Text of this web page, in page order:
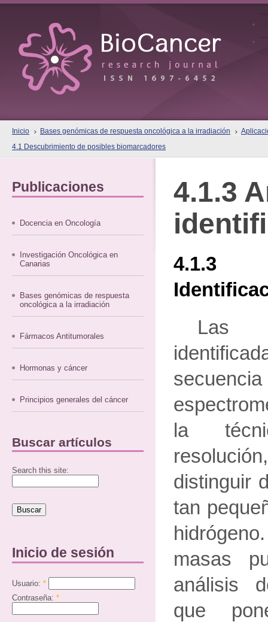
Inicio Bases genómicas de respuesta oncológica a la irradiación
4.1 Descubrimiento de posibles biomarcadores
Publicaciones
Docencia en Oncología
Investigación Oncológica en
Canarias
Bases genómicas de respuesta
oncológica a la irradiación
Fármacos Antitumorales
Hormonas y cáncer
Principios generales del cáncer
Buscar artículos
Search this site:
Inicio de sesión
Usuario: *
Contraseña: *
4.1.3
4.1.3
Las
secuencia
la
distinguir
tan
masas
análisis
que